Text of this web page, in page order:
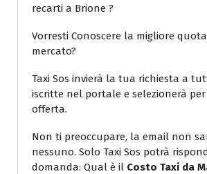
recarti a Brione ?
Vorresti Conoscere la migliore
mercato?
Taxi Sos invierà la tua richiesta a
iscritte nel portale e selezionerà
offerta.
Non ti preoccupare, la email non
nessuno. Solo Taxi Sos potrà
domanda: Qual è il Costo Taxi da